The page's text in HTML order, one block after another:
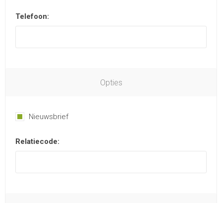
Telefoon:
Opties
Nieuwsbrief
Relatiecode: